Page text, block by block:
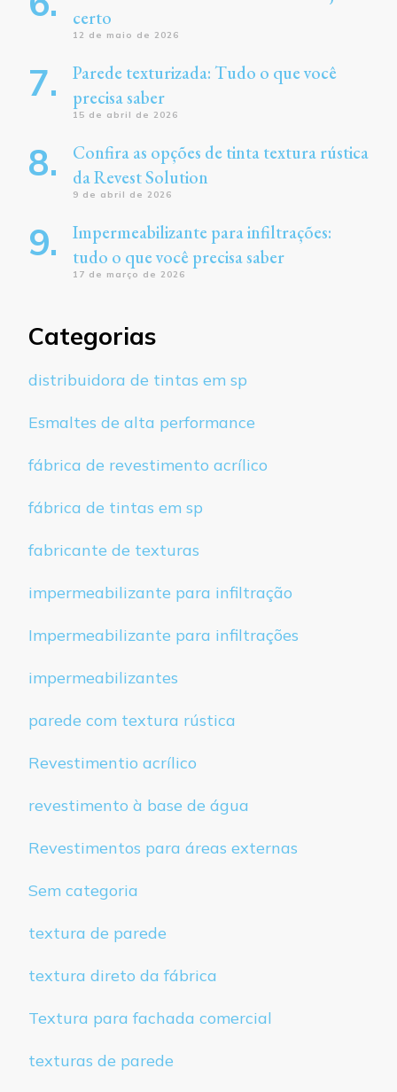
certo
12 de maio de 2026
Parede texturizada: Tudo o que você
precisa saber
15 de abril de 2026
Confira as opções de tinta textura rústica
da Revest Solution
9 de abril de 2026
Impermeabilizante para infiltrações:
tudo o que você precisa saber
17 de março de 2026
Categorias
distribuidora de tintas em sp
Esmaltes de alta performance
fábrica de revestimento acrílico
fábrica de tintas em sp
fabricante de texturas
impermeabilizante para infiltração
Impermeabilizante para infiltrações
impermeabilizantes
parede com textura rústica
Revestimentio acrílico
revestimento à base de água
Revestimentos para áreas externas
Sem categoria
textura de parede
textura direto da fábrica
Textura para fachada comercial
texturas de parede